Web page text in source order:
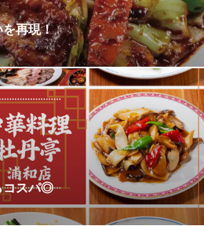
7 セブンビル1F
を再現！
理をお楽しみください。バーミヤン
い方にもこだわり、最高の状態でご
餃子、炒飯など定番の中華料理はも
やヘルシーなメニューも豊富です。
好みのメニューをぜひ見つけてくだ
コスパ◎